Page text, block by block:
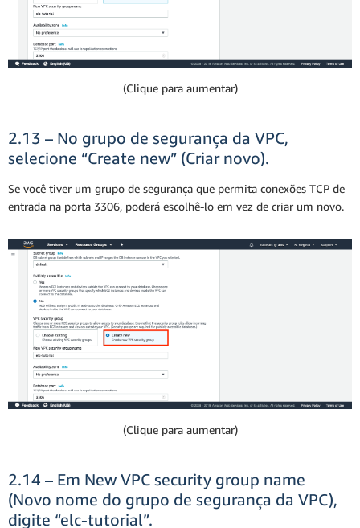
(Clique para aumentar)
2.13 – No grupo de segurança da VPC,
selecione “Create new” (Criar novo).
Se você tiver um grupo de segurança que permita conexões TCP de
entrada na porta 3306, poderá escolhê-lo em vez de criar um novo.
(Clique para aumentar)
2.14 – Em New VPC security group name
(Novo nome do grupo de segurança da VPC),
digite “elc-tutorial”.